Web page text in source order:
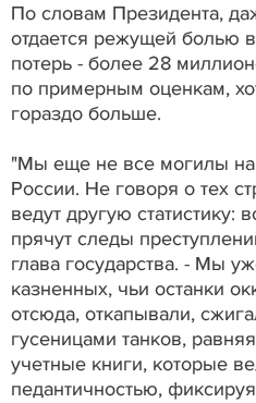
По словам Президента,
отдается режущей болью
потерь - более 28
по примерным оценкам,
гораздо больше.
"Мы еще не все могилы
России. Не говоря о тех
ведут другую статистику:
прячут следы
глава государства. - Мы
казненных, чьи останки
отсюда, откапывали,
гусеницами танков,
учетные книги, которые
педантичностью,